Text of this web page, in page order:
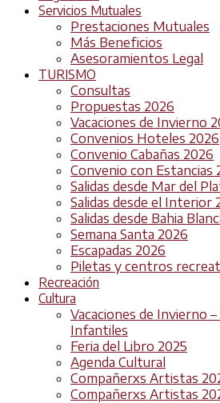
Servicios Mutuales
Prestaciones Mutuales
Más Beneficios
Asesoramientos Legal
TURISMO
Consultas
Propuestas 2026
Vacaciones de Invierno
Convenios Hoteles 2026
Convenio Cabañas 2026
Convenio con Estancias
Salidas desde Mar del
Salidas desde el Interior
Salidas desde Bahia
Semana Santa 2026
Escapadas 2026
Piletas y centros
Recreación
Cultura
Vacaciones de Invierno
Infantiles
Feria del Libro 2025
Agenda Cultural
Compañerxs Artistas
Compañerxs Artistas